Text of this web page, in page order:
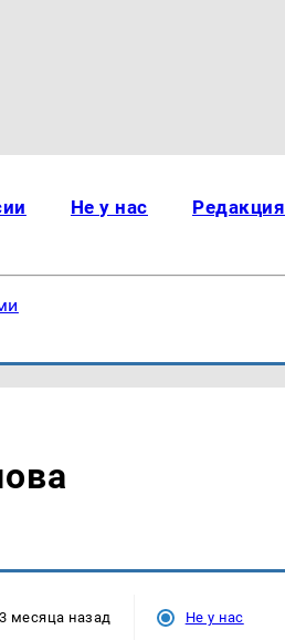
Не у нас Редакция
3 месяца назад Не у нас